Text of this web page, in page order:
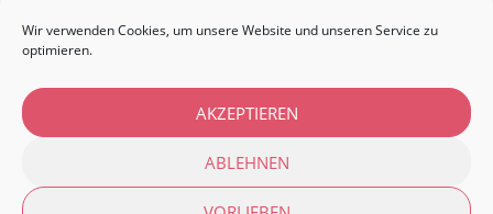
Wir verwenden Cookies, um unsere Website und unseren Service zu
optimieren.
AKZEPTIEREN
ABLEHNEN
VORHERIGER
Beitrag:
Demnächst mehr!